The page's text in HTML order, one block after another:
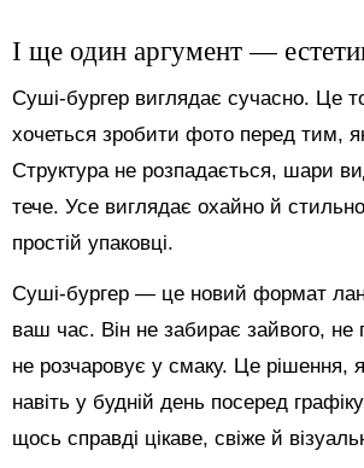
І ще один аргумент —
Суші-бургер виглядає сучасно. Це
хочеться зробити фото перед тим, як
Структура не розпадається, шари
тече. Усе виглядає охайно й
простій упаковці.
Суші-бургер — це новий формат
ваш час. Він не забирає зайвого, не
не розчаровує у смаку. Це рішення,
навіть у будній день посеред
щось справді цікаве, свіже й